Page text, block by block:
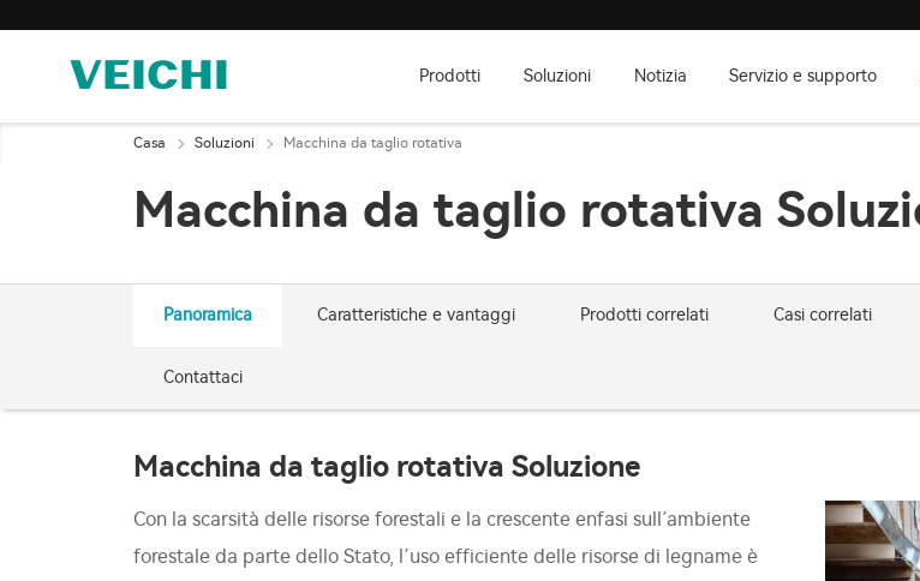
Prodotti Soluzioni Notizia Servizio e supporto
Casa Soluzioni Macchina da taglio rotativa
Macchina da taglio rotativa
Panoramica Caratteristiche e vantaggi Prodotti correlati Casi correlati
Contattaci
Macchina da taglio rotativa Soluzione
Con la scarsità delle risorse forestali e la crescente enfasi sull’ambiente
forestale da parte dello Stato, l’uso efficiente delle risorse di legname è